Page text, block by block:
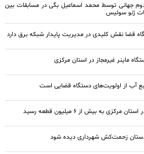
جهانی توسط محمد اسماعیل بگی در مسابقات بین
ژنو سوئیس
قضا نقش کلیدی در مدیریت پایدار شبکه برق دارد
آب از اولویت‌های دستگاه قضایی است
مرکزی به بیش از ۶ میلیون قطعه رسید
زحمت‌کش شهرداری دیده شود